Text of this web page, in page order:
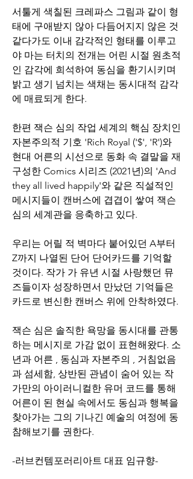
서툴게 색칠된 크레파스 그림과 같이 형
태에 구애받지 않아 다듬어지지 않은 것
같다가도 이내 감각적인 형태를 이루고
야 마는 터치의 전개는 어린 시절 원초적
인 감각에 희석하여 동심을 환기시키며
밝고 생기 넘치는 색채는 동시대적 감각
에 매료되게 한다.
한편 잭슨 심의 작업 세계의 핵심 장치인
자본주의적 기호 'Rich Royal ('$', 'R')와
현대 어른의 시선으로 동화 속 결말을 재
구성한 Comics 시리즈 (2021년)의 'And
they all lived happily'와 같은 직설적인
메시지들이 캔버스에 겹겹이 쌓여 잭슨
심의 세계관을 응축하고 있다.
우리는 어릴 적 벽마다 붙어있던 A부터
Z까지 나열된 단어 단어카드를 기억할
것이다. 작가 가 유년 시절 사랑했던 뮤
즈들이자 성장하면서 만났던 기억들은
잭슨 심은 솔직한 욕망을 동시대를 관통
하는 메시지로 가감 없이 표현해왔다. 소
년과 어른 , 동심과 자본주의 , 거침없음
과 섬세함, 상반된 관념이 숨어 있는 작
가만의 아이러니컬한 유머 코드를 통해
어른이 된 현실 속에서도 동심과 행복을
찾아가는 그의 기나긴 예술의 여정에 동
참해보기를 권한다.
-러브컨템포러리아트 대표 임규향-